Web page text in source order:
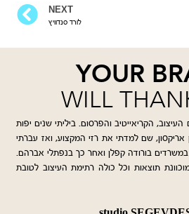
NEXT
לורד סנדוויץ
YOUR
WILL
הקריאייטיב והפרסום. ביליתי שנים יפות
שם למדתי את רזי המקצוע, ואז עברתי
בורודה קפלן ואחר כך בנפתלי אברהם.
תוצאות וכל כולה רתימת העיצוב לטובת